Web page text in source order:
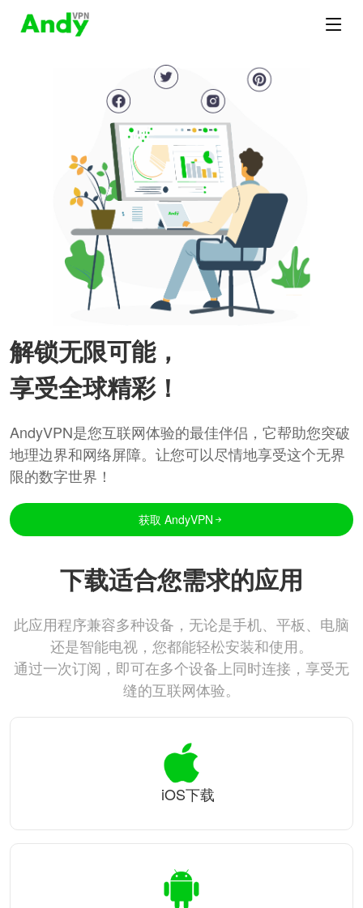
解锁无限可能，
享受全球精彩！
AndyVPN是您互联网体验的最佳伴侣，它帮助您突破
地理边界和网络屏障。让您可以尽情地享受这个无界
限的数字世界！
获取 AndyVPN
下载适合您需求的应用
此应用程序兼容多种设备，无论是手机、平板、电脑
还是智能电视，您都能轻松安装和使用。
通过一次订阅，即可在多个设备上同时连接，享受无
缝的互联网体验。
iOS下载